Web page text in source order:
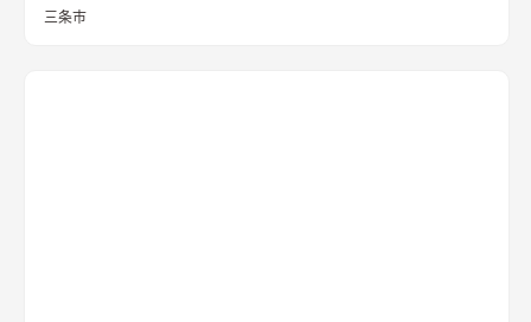
したお家になっています。
三条市